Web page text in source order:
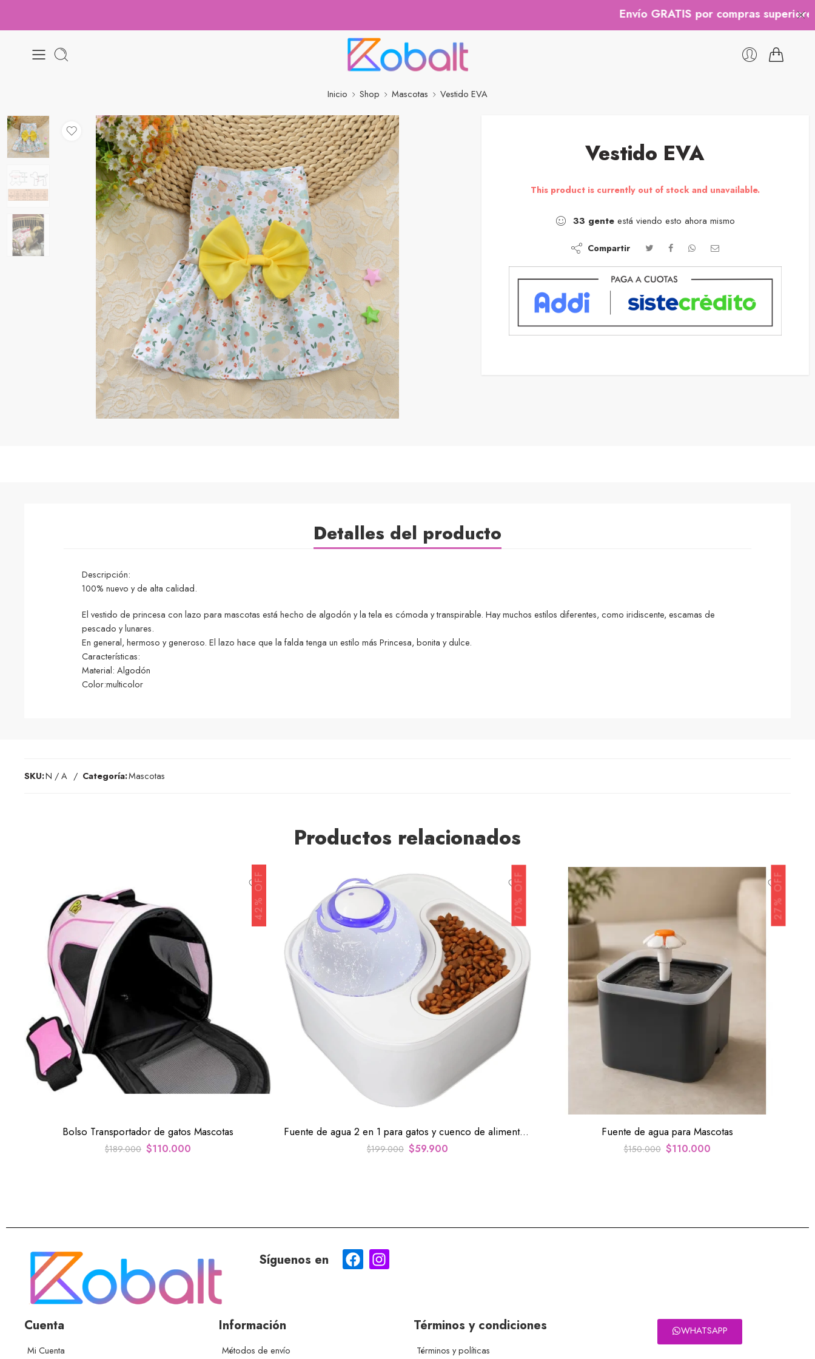
Envío GRATIS por compras superiores a
Inicio Shop Mascotas Vestido EVA
Vestido EVA
This product is currently out of stock and unavailable.
33 gente está viendo esto ahora mismo
Compartir
Detalles del producto
Descripción:
100% nuevo y de alta calidad.
El vestido de princesa con lazo para mascotas está hecho de algodón y la tela es cómoda y transpirable. Hay muchos estilos diferentes, como iridiscente, escamas de
pescado y lunares.
En general, hermoso y generoso. El lazo hace que la falda tenga un estilo más Princesa, bonita y dulce.
Características:
Material: Algodón
Color:multicolor
SKU:N / A Categoría:Mascotas
Productos relacionados
42% OFF
Bolso Transportador de gatos Mascotas
$189.000 $110.000
70% OFF
Fuente de agua 2 en 1 para gatos y cuenco de alimentación
$199.000 $59.900
27% OFF
Fuente de agua para Mascotas
$150.000 $110.000
Síguenos en
Cuenta
Mi Cuenta
Información
Métodos de envío
Términos y condiciones
Términos y políticas
WHATSAPP